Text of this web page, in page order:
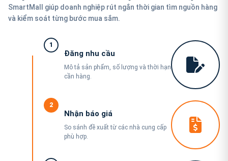
SmartMall giúp doanh nghiệp rút ngắn thời gian tìm nguồn hàng
và kiểm soát từng bước mua sắm.
1
Đăng nhu cầu
Mô tả sản phẩm, số lượng và thời hạn
cần hàng.
2
Nhận báo giá
So sánh đề xuất từ các nhà cung cấp
phù hợp.